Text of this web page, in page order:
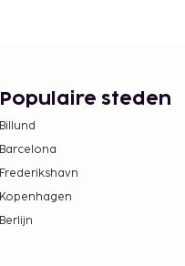
Populaire steden
Billund
Barcelona
Frederikshavn
Kopenhagen
Berlijn